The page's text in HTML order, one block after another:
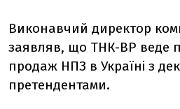
Виконавчий директор
заявляв, що ТНК-BP веде
продаж НПЗ в Україні з
претендентами.